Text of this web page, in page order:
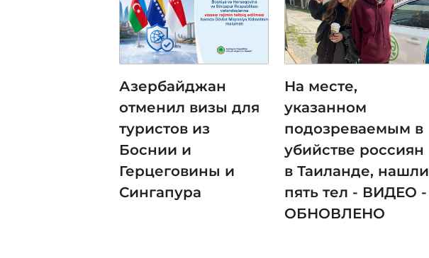
Азербайджан
отменил визы для
туристов из
Боснии и
Герцеговины и
Сингапура
На месте,
указанном
подозреваемым в
убийстве россиян
в Таиланде, нашли
пять тел - ВИДЕО -
ОБНОВЛЕНО